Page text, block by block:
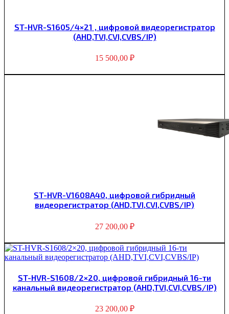
ST-HVR-S1605/4×21 , цифровой видеорегистратор
(AHD,TVI,CVI,CVBS/IP)
15 500,00 ₽
ST-HVR-V1608A40, цифровой гибридный
видеорегистратор (AHD,TVI,CVI,CVBS/IP)
27 200,00 ₽
ST-HVR-S1608/2×20, цифровой гибридный 16-ти
канальный видеорегистратор (AHD,TVI,CVI,CVBS/IP)
23 200,00 ₽